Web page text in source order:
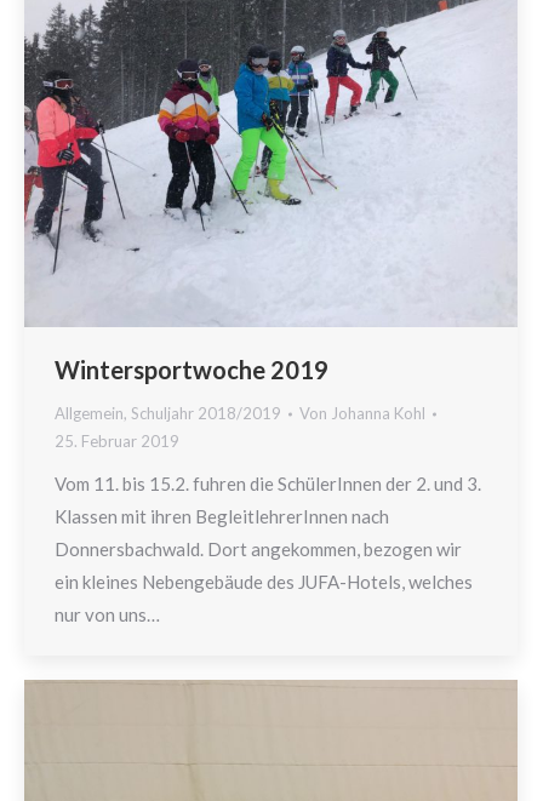
Wintersportwoche 2019
Allgemein, Schuljahr 2018/2019 Von Johanna Kohl
25. Februar 2019
Vom 11. bis 15.2. fuhren die SchülerInnen der 2. und 3.
Klassen mit ihren BegleitlehrerInnen nach
Donnersbachwald. Dort angekommen, bezogen wir
ein kleines Nebengebäude des JUFA-Hotels, welches
nur von uns…